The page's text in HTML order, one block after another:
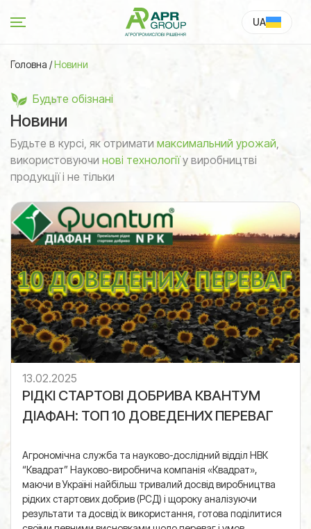
UA
Головна /Новини
Будьте обізнані
Новини
Будьте в курсі, як отримати максимальний урожай,
використовуючи нові технологіїу виробництві
продукції і не тільки
13.02.2025
РІДКІ СТАРТОВІ ДОБРИВА КВАНТУМ
ДІАФАН: ТОП 10 ДОВЕДЕНИХ ПЕРЕВАГ
Агрономічна служба та науково-дослідний відділ НВК
“Квадрат” Науково-виробнича компанія «Квадрат»,
маючи в Україні найбільш тривалий досвід виробництва
рідких стартових добрив (РСД) і щороку аналізуючи
результати та досвід їх використання, готова поділитися